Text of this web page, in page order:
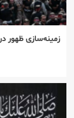
زمینه‌سازی ظهور